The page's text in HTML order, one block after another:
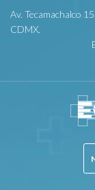
SkipAv. Tecamachalco
CDMX.